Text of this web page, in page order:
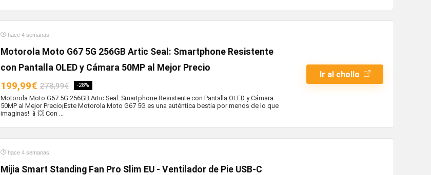
hace 4 semanas
Motorola Moto G67 5G 256GB Artic Seal: Smartphone Resistente
con Pantalla OLED y Cámara 50MP al Mejor Precio
199,99€ 278,99€ -28%
Motorola Moto G67 5G 256GB Artic Seal: Smartphone Resistente con Pantalla OLED y Cámara
50MP al Mejor Precio¡Este Motorola Moto G67 5G es una auténtica bestia por menos de lo que
imaginas! 📱💥 Con ...
Ir al chollo
hace 4 semanas
Mijia Smart Standing Fan Pro Slim EU - Ventilador de Pie USB-C